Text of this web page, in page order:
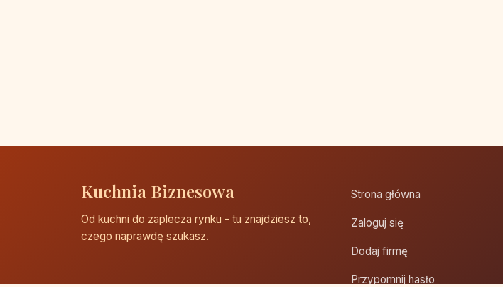
Kuchnia Biznesowa
Od kuchni do zaplecza rynku - tu znajdziesz to,
czego naprawdę szukasz.
Strona główna
Zaloguj się
Dodaj firmę
Przypomnij hasło